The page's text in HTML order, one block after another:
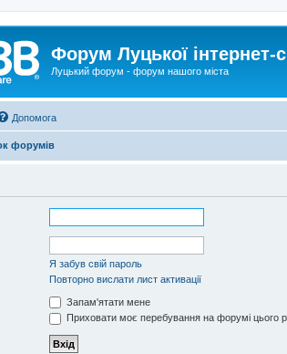
Форум Луцької інтернет-
Луцький форум - форум нашого міста
Допомога
форумів
Я забув свій пароль
Повторно вислати лист активації
Запам'ятати мене
Приховати моє перебування на форумі цього